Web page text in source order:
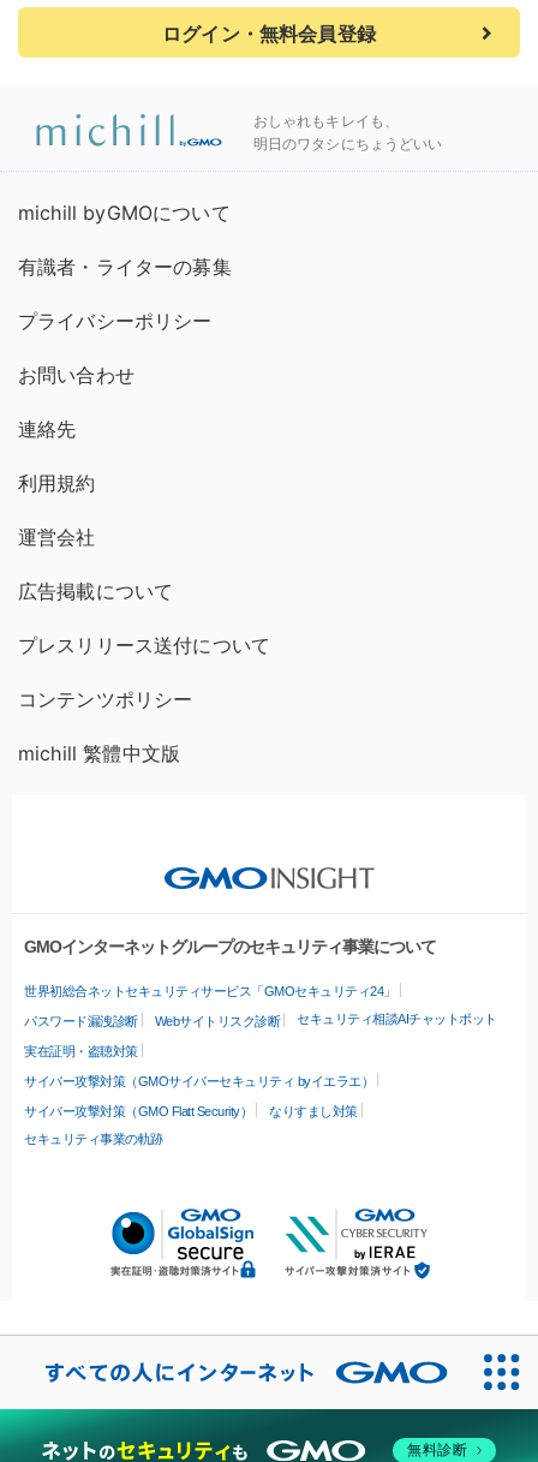
ログイン・無料会員登録
おしゃれもキレイも、
明日のワタシにちょうどいい
michill byGMOについて
有識者・ライターの募集
プライバシーポリシー
お問い合わせ
連絡先
利用規約
運営会社
広告掲載について
プレスリリース送付について
コンテンツポリシー
michill 繁體中文版
GMOインターネットグループのセキュリティ事業について
世界初総合ネットセキュリティサービス「GMOセキュリティ24」
パスワード漏洩診断 Webサイトリスク診断 セキュリティ相談AIチャットボット
実在証明・盗聴対策
サイバー攻撃対策（GMOサイバーセキュリティ byイエラエ）
サイバー攻撃対策（GMO Flatt Security）
なりすまし対策
セキュリティ事業の軌跡
無料診断